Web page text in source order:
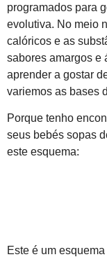
programados para
evolutiva. No meio
calóricos e as
sabores amargos e
aprender a gostar
variemos as bases
Porque tenho
seus bebés sopas
este esquema:
Este é um